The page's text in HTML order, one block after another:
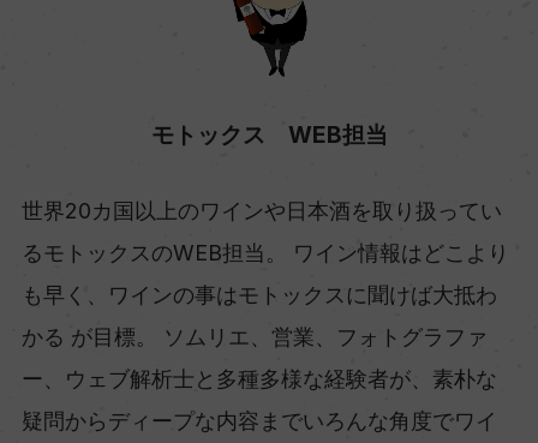
モトックス WEB担当
世界20カ国以上のワインや日本酒を取り扱ってい
るモトックスのWEB担当。 ワイン情報はどこより
も早く、ワインの事はモトックスに聞けば大抵わ
かる が目標。 ソムリエ、営業、フォトグラファ
ー、ウェブ解析士と多種多様な経験者が、素朴な
疑問からディープな内容までいろんな角度でワイ